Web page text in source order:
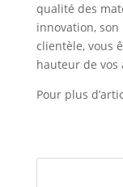
qualité des
innovation,
clientèle, vous
hauteur de vos
Pour plus